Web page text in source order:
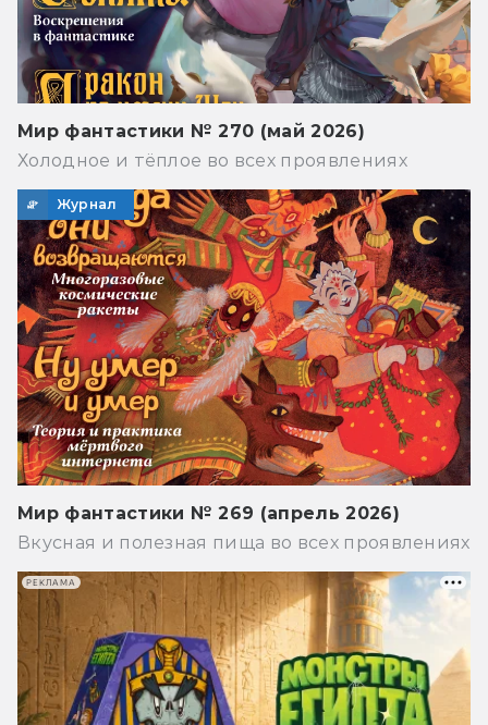
Мир фантастики № 270 (май 2026)
Холодное и тёплое во всех проявлениях
Журнал
Мир фантастики № 269 (апрель 2026)
Вкусная и полезная пища во всех проявлениях
РЕКЛАМА